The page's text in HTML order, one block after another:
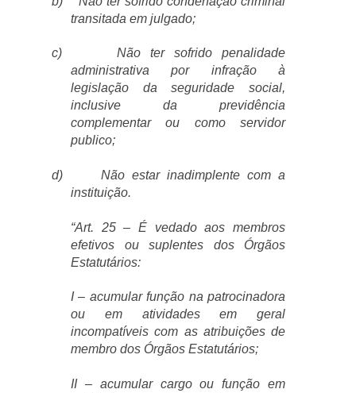
transitada em julgado;
c)
Não ter sofrido penalidade
administrativa por infração à
legislação da seguridade social,
inclusive da previdência
complementar ou como servidor
publico;
d)
Não estar inadimplente com a
instituição.
“Art. 25 – É vedado aos membros
efetivos ou suplentes dos Órgãos
Estatutários:
I – acumular função na patrocinadora
ou em atividades em geral
incompatíveis com as atribuições de
membro dos Órgãos Estatutários;
II – acumular cargo ou função em